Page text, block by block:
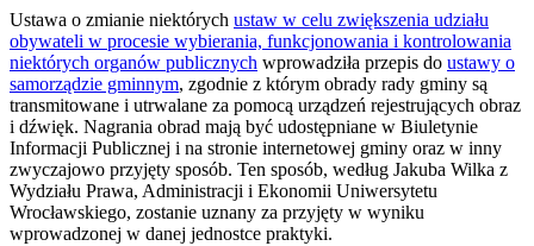
Ustawa o zmianie niektórych ustaw w celu zwiększenia udziału
obywateli w procesie wybierania, funkcjonowania i kontrolowania
niektórych organów publicznych wprowadziła przepis do ustawy o
samorządzie gminnym, zgodnie z którym obrady rady gminy są
transmitowane i utrwalane za pomocą urządzeń rejestrujących obraz
i dźwięk. Nagrania obrad mają być udostępniane w Biuletynie
Informacji Publicznej i na stronie internetowej gminy oraz w inny
zwyczajowo przyjęty sposób. Ten sposób, według Jakuba Wilka z
Wydziału Prawa, Administracji i Ekonomii Uniwersytetu
Wrocławskiego, zostanie uznany za przyjęty w wyniku
wprowadzonej w danej jednostce praktyki.